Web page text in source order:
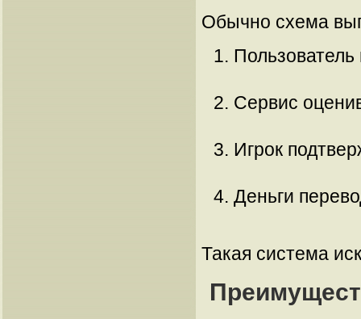
Обычно схема
Сервис
Игрок
Деньги
Такая система